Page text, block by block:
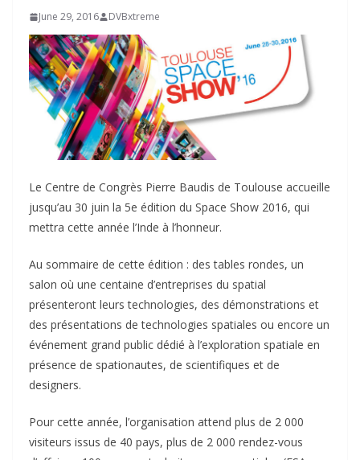
June 29, 2016 DVBxtreme
Le Centre de Congrès Pierre Baudis de Toulouse accueille
jusqu’au 30 juin la 5e édition du Space Show 2016, qui
mettra cette année l’Inde à l’honneur.
Au sommaire de cette édition : des tables rondes, un
salon où une centaine d’entreprises du spatial
présenteront leurs technologies, des démonstrations et
des présentations de technologies spatiales ou encore un
événement grand public dédié à l’exploration spatiale en
présence de spationautes, de scientifiques et de
designers.
Pour cette année, l’organisation attend plus de 2 000
visiteurs issus de 40 pays, plus de 2 000 rendez-vous